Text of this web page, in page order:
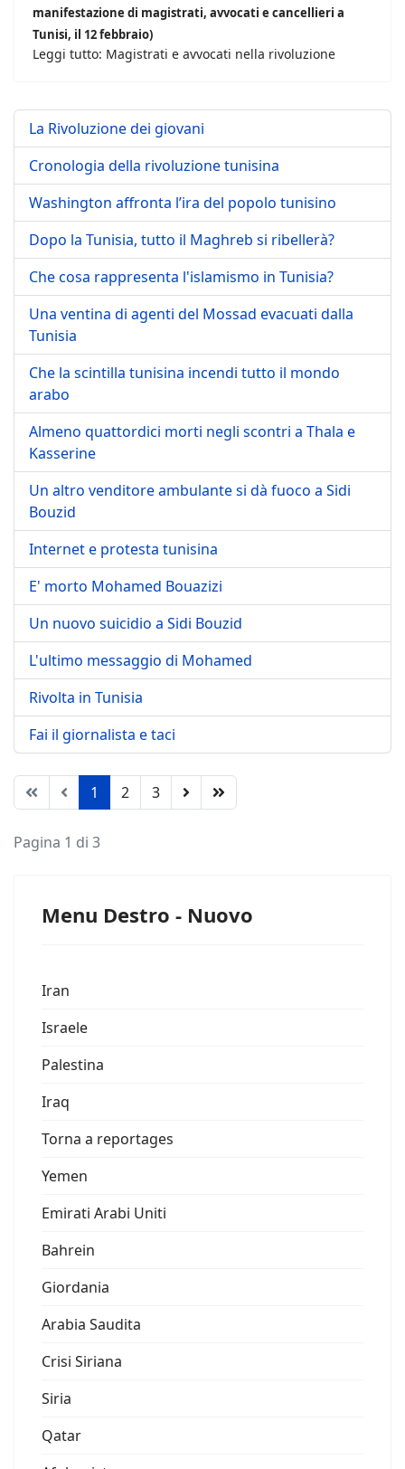
manifestazione di magistrati, avvocati e cancellieri a
Tunisi, il 12 febbraio)
Leggi tutto: Magistrati e avvocati nella rivoluzione
La Rivoluzione dei giovani
Cronologia della rivoluzione tunisina
Washington affronta l’ira del popolo tunisino
Dopo la Tunisia, tutto il Maghreb si ribellerà?
Che cosa rappresenta l'islamismo in Tunisia?
Una ventina di agenti del Mossad evacuati dalla
Tunisia
Che la scintilla tunisina incendi tutto il mondo
arabo
Almeno quattordici morti negli scontri a Thala e
Kasserine
Un altro venditore ambulante si dà fuoco a Sidi
Bouzid
Internet e protesta tunisina
E' morto Mohamed Bouazizi
Un nuovo suicidio a Sidi Bouzid
L'ultimo messaggio di Mohamed
Rivolta in Tunisia
Fai il giornalista e taci
1 2 3
Pagina 1 di 3
Menu Destro - Nuovo
Iran
Israele
Palestina
Iraq
Torna a reportages
Yemen
Emirati Arabi Uniti
Bahrein
Giordania
Arabia Saudita
Crisi Siriana
Siria
Qatar